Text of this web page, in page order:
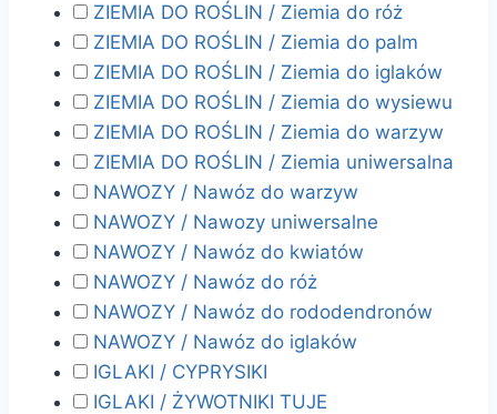
ZIEMIA DO ROŚLIN / Ziemia do róż
ZIEMIA DO ROŚLIN / Ziemia do palm
ZIEMIA DO ROŚLIN / Ziemia do iglaków
ZIEMIA DO ROŚLIN / Ziemia do wysiewu
ZIEMIA DO ROŚLIN / Ziemia do warzyw
ZIEMIA DO ROŚLIN / Ziemia uniwersalna
NAWOZY / Nawóz do warzyw
NAWOZY / Nawozy uniwersalne
NAWOZY / Nawóz do kwiatów
NAWOZY / Nawóz do róż
NAWOZY / Nawóz do rododendronów
NAWOZY / Nawóz do iglaków
IGLAKI / CYPRYSIKI
IGLAKI / ŻYWOTNIKI TUJE